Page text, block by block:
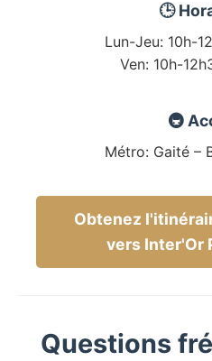
🕒
Lun-Jeu: 10h-
Ven: 10h-
🚇
Métro: Gaité –
Obtenez
vers Inter'Or
Questions